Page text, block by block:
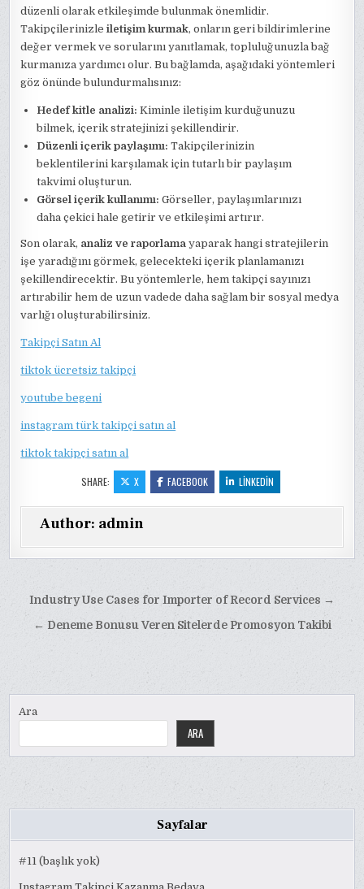
düzenli olarak etkileşimde bulunmak önemlidir.
Takipçilerinizleiletişim kurmak, onların geri bildirimlerine
değer vermek ve sorularını yanıtlamak, topluluğunuzla bağ
kurmanıza yardımcı olur. Bu bağlamda, aşağıdaki yöntemleri
göz önünde bulundurmalısınız:
Hedef kitle analizi: Kiminle iletişim kurduğunuzu
bilmek, içerik stratejinizi şekillendirir.
Düzenli içerik paylaşımı: Takipçilerinizin
beklentilerini karşılamak için tutarlı bir paylaşım
takvimi oluşturun.
Görsel içerik kullanımı: Görseller, paylaşımlarınızı
daha çekici hale getirir ve etkileşimi artırır.
Son olarak, analiz ve raporlama yaparak hangi stratejilerin
işe yaradığını görmek, gelecekteki içerik planlamanızı
şekillendirecektir. Bu yöntemlerle, hem takipçi sayınızı
artırabilir hem de uzun vadede daha sağlam bir sosyal medya
varlığı oluşturabilirsiniz.
Takipçi Satın Al
tiktok ücretsiz takipçi
youtube begeni
instagram türk takipçi satın al
tiktok takipçi satın al
SHARE: X FACEBOOK LINKEDIN
Author: admin
Yazı
gezinmesi
Industry Use Cases for Importer of Record Services →
← Deneme Bonusu Veren Sitelerde Promosyon Takibi
Ara
ARA
Sayfalar
#11 (başlık yok)